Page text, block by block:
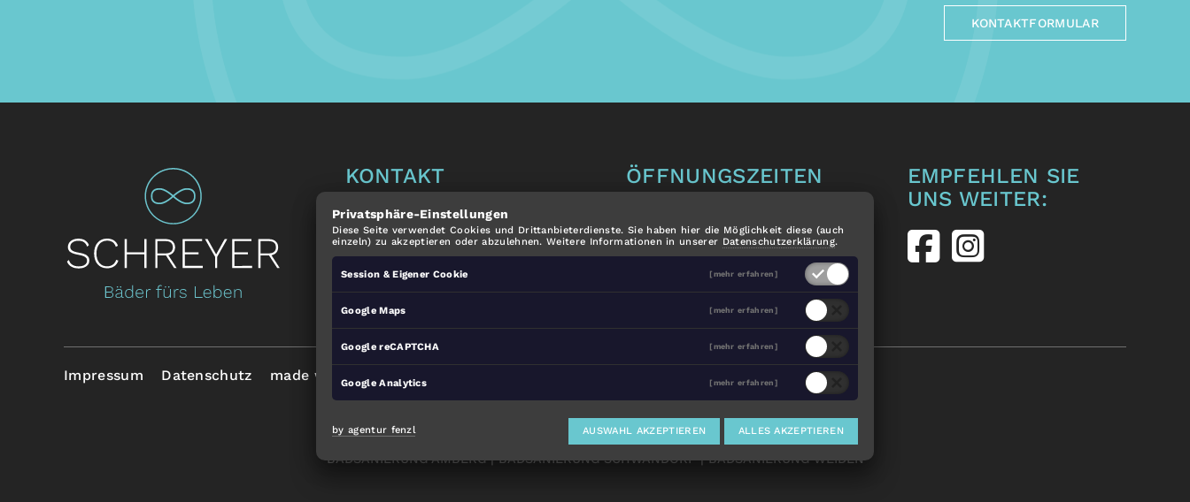
KONTAKTFORMULAR
KONTAKT
Andreas Schreyer GmbH
Bahnhofstraße 50
92536 Pfreimd
+49 9606 9230571
info@bad-schreyer.de
ÖFFNUNGSZEITEN
Alle anderen Termine nach
Vereinbarung.
EMPFEHLEN SIE
UNS WEITER:
Impressum Datenschutz made with by agentur fenzl
BADSANIERUNG AMBERG BADSANIERUNG SCHWANDORF BADSANIERUNG WEIDEN
Privatsphäre-Einstellungen
Diese Seite verwendet Cookies und Drittanbieterdienste. Sie haben hier die Möglichkeit diese (auch
einzeln) zu akzeptieren oder abzulehnen. Weitere Informationen in unserer Datenschutzerklärung.
Session & Eigener Cookie [mehr erfahren]
Google Maps [mehr erfahren]
Google reCAPTCHA [mehr erfahren]
Google Analytics [mehr erfahren]
by agentur fenzl AUSWAHL AKZEPTIEREN ALLES AKZEPTIEREN